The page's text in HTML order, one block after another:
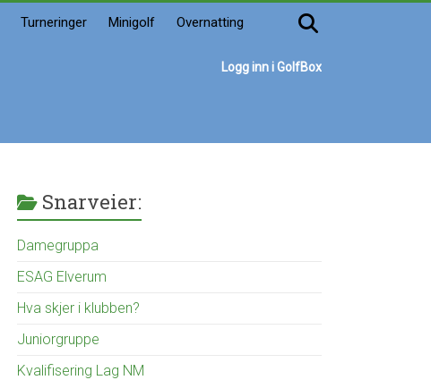
Turneringer Minigolf Overnatting
Logg inn i GolfBox
Snarveier:
Damegruppa
ESAG Elverum
Hva skjer i klubben?
Juniorgruppe
Kvalifisering Lag NM